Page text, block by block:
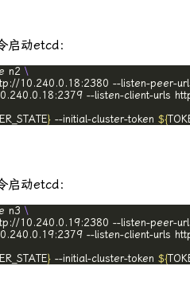
动etcd：
n2
10.240.0.18:2380 --listen-
10.240.0.18:2379 --listen-client-urls
} --initial-cluster-token ${
动etcd：
n3
10.240.0.19:2380 --listen-
10.240.0.19:2379 --listen-client-urls
} --initial-cluster-token ${